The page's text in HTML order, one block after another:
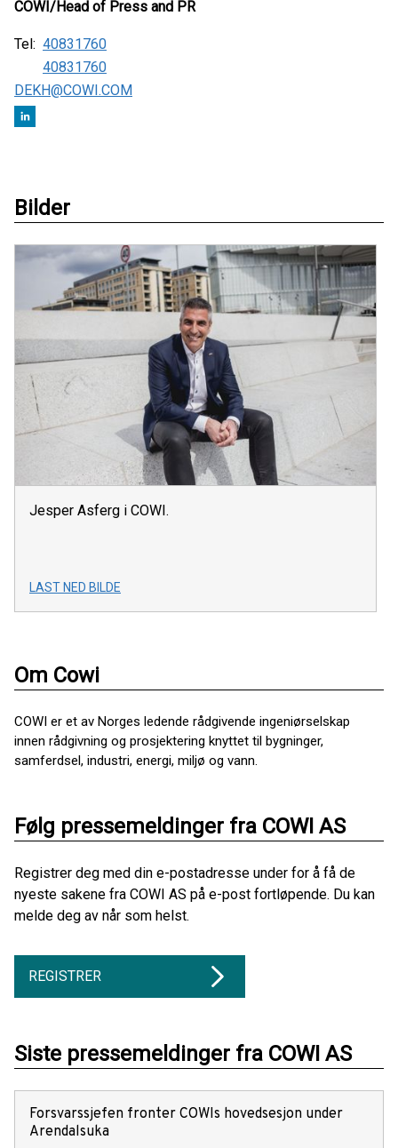
COWI/Head of Press and PR
Tel: 40831760
40831760
DEKH@COWI.COM
Bilder
Jesper Asferg i COWI.
LAST NED BILDE
Om Cowi
COWI er et av Norges ledende rådgivende ingeniørselskap
innen rådgivning og prosjektering knyttet til bygninger,
samferdsel, industri, energi, miljø og vann.
Følg pressemeldinger fra COWI AS
Registrer deg med din e-postadresse under for å få de
nyeste sakene fra COWI AS på e-post fortløpende. Du kan
melde deg av når som helst.
REGISTRER
Siste pressemeldinger fra COWI AS
Forsvarssjefen fronter COWIs hovedsesjon under
Arendalsuka